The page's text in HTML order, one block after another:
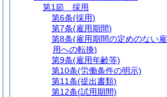
第1節
採用
第6条(採用)
第7条(雇用期間)
第8条(雇用期間の定めのない雇
用への転換)
第9条(雇用年齢等)
第10条(労働条件の明示)
第11条(提出書類)
第12条(試用期間)